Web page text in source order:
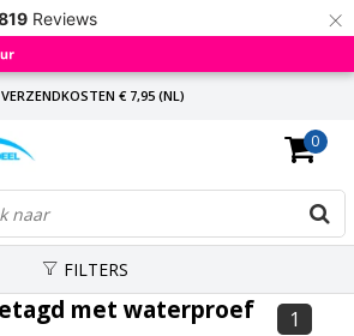
Reviews ×
VERZENDKOSTEN € 7,95 (NL)
VERZENDING(NL) VANAF € 65,-
1-3 WERKDAGEN ANTWOORD
0
FILTERS
met waterproef 1